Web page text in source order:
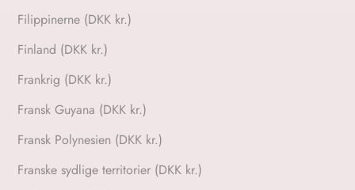
Filippinerne (DKK kr.)
Finland (DKK kr.)
Frankrig (DKK kr.)
Fransk Guyana (DKK kr.)
Fransk Polynesien (DKK kr.)
Franske sydlige territorier (DKK kr.)